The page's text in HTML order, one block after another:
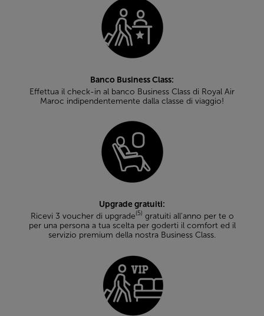
Banco Business Class:
Effettua il check-in al banco Business Class di Royal Air
Maroc indipendentemente dalla classe di viaggio!
Upgrade gratuiti:
Ricevi 3 voucher di upgrade(5) gratuiti all'anno per te o
per una persona a tua scelta per goderti il comfort ed il
servizio premium della nostra Business Class.